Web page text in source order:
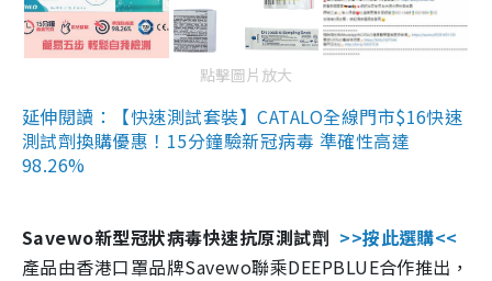
點擊圖片放大
延伸閱讀：【快速測試套裝】CATALO全線門市$16快速
測試劑換購優惠！15分鐘驗新冠病毒 準確性高達
98.26%
Savewo新型冠狀病毒快速抗原測試劑 >>按此選購<<
產品由香港口罩品牌Savewo聯乘DEEPBLUE合作推出，